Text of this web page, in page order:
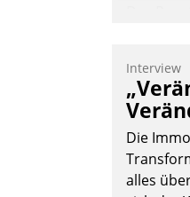
und
Interview
Die
alles